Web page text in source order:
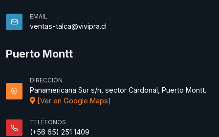
EMAIL
ventas-talca@vivipra.cl
Puerto Montt
DIRECCIÓN
Panamericana Sur s/n, sector Cardonal, Puerto Montt.
[Ver en Google Maps]
TELÉFONOS
(+56 65) 251 1409